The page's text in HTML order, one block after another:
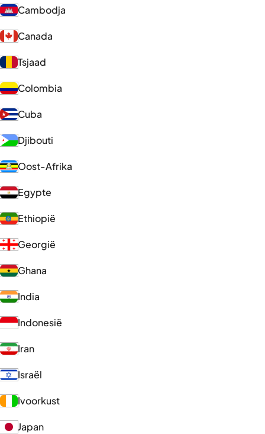
Cambodja
Canada
Tsjaad
Colombia
Cuba
Djibouti
Oost-Afrika
Egypte
Ethiopië
Georgië
Ghana
India
Indonesië
Iran
Israël
Ivoorkust
Japan